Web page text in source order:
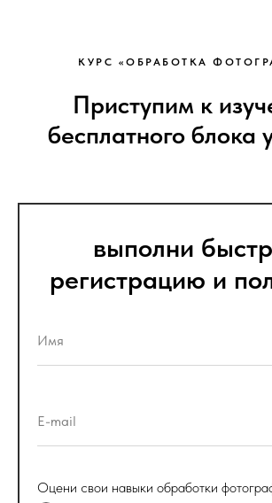
КУРС «ОБРАБОТКА
Приступим к
бесплатного блока
выполни
регистрацию и
Оцени свои навыки обработки